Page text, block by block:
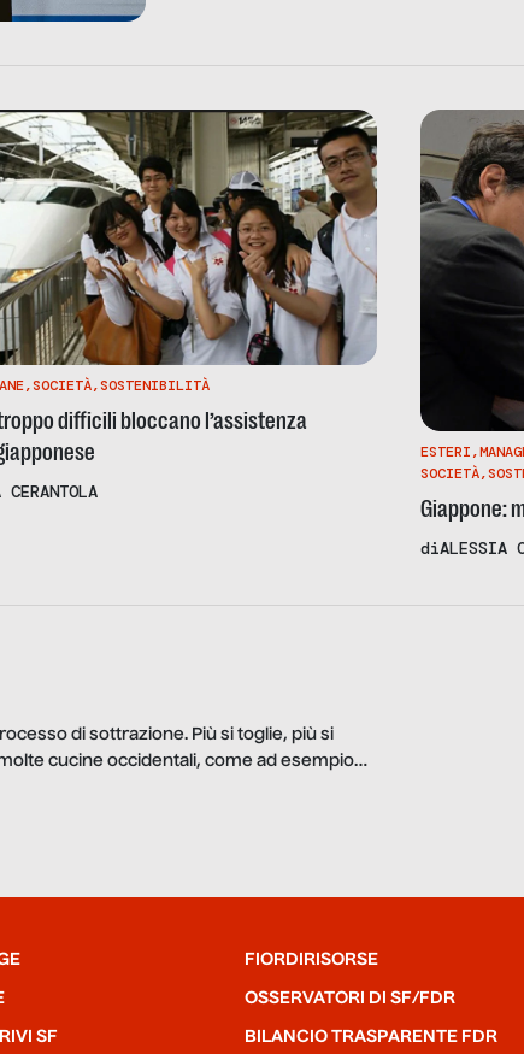
,SOCIETÀ,SOSTENIBILITÀ
difficili bloccano l’assistenza
ESTERI,
SOCIETÀ,
Giappone:
diALESSIA
di sottrazione. Più si toglie, più si
cucine occidentali, come ad esempio
dove è l’aggiunta di ingredienti
concetto si è basata nel tempo lo
SF
FIORDIRISORSE
OSSERVATORI DI SF/FDR
BILANCIO TRASPARENTE FDR